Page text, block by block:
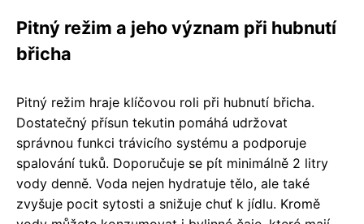
Pitný režim a jeho význam při hubnutí
břicha
Pitný režim hraje klíčovou roli při hubnutí břicha.
Dostatečný přísun tekutin pomáhá udržovat
správnou funkci trávicího systému a podporuje
spalování tuků. Doporučuje se pít minimálně 2 litry
vody denně. Voda nejen hydratuje tělo, ale také
zvyšuje pocit sytosti a snižuje chuť k jídlu. Kromě